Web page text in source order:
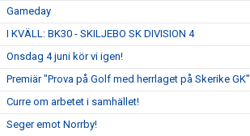
Gameday
I KVÄLL: BK30 - SKILJEBO SK DIVISION 4
Onsdag 4 juni kör vi igen!
Premiär "Prova på Golf med herrlaget på Skerike GK"
Curre om arbetet i samhället!
Seger emot Norrby!